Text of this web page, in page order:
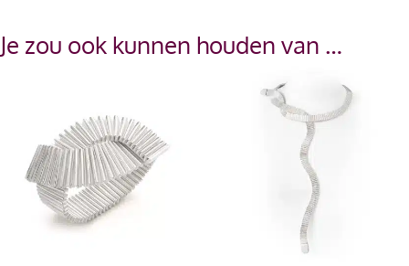
Je zou ook kunnen houden van …